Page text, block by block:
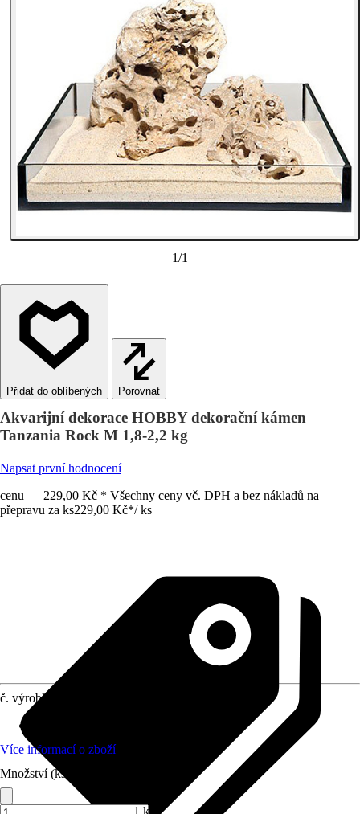
1/1
Porovnat
Akvarijní dekorace HOBBY dekorační kámen
Tanzania Rock M 1,8-2,2 kg
Napsat první hodnocení
cenu — 229,00 Kč * Všechny ceny vč. DPH a bez nákladů na
přepravu za ks229,00 Kč*/ ks
č. výrobku
Více informací o zboží
Množství (ks)
1 ks